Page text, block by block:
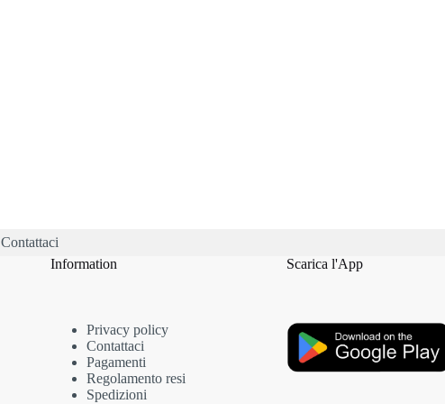
Contattaci
Information
Privacy policy
Contattaci
Pagamenti
Regolamento resi
Spedizioni
Scarica l'App